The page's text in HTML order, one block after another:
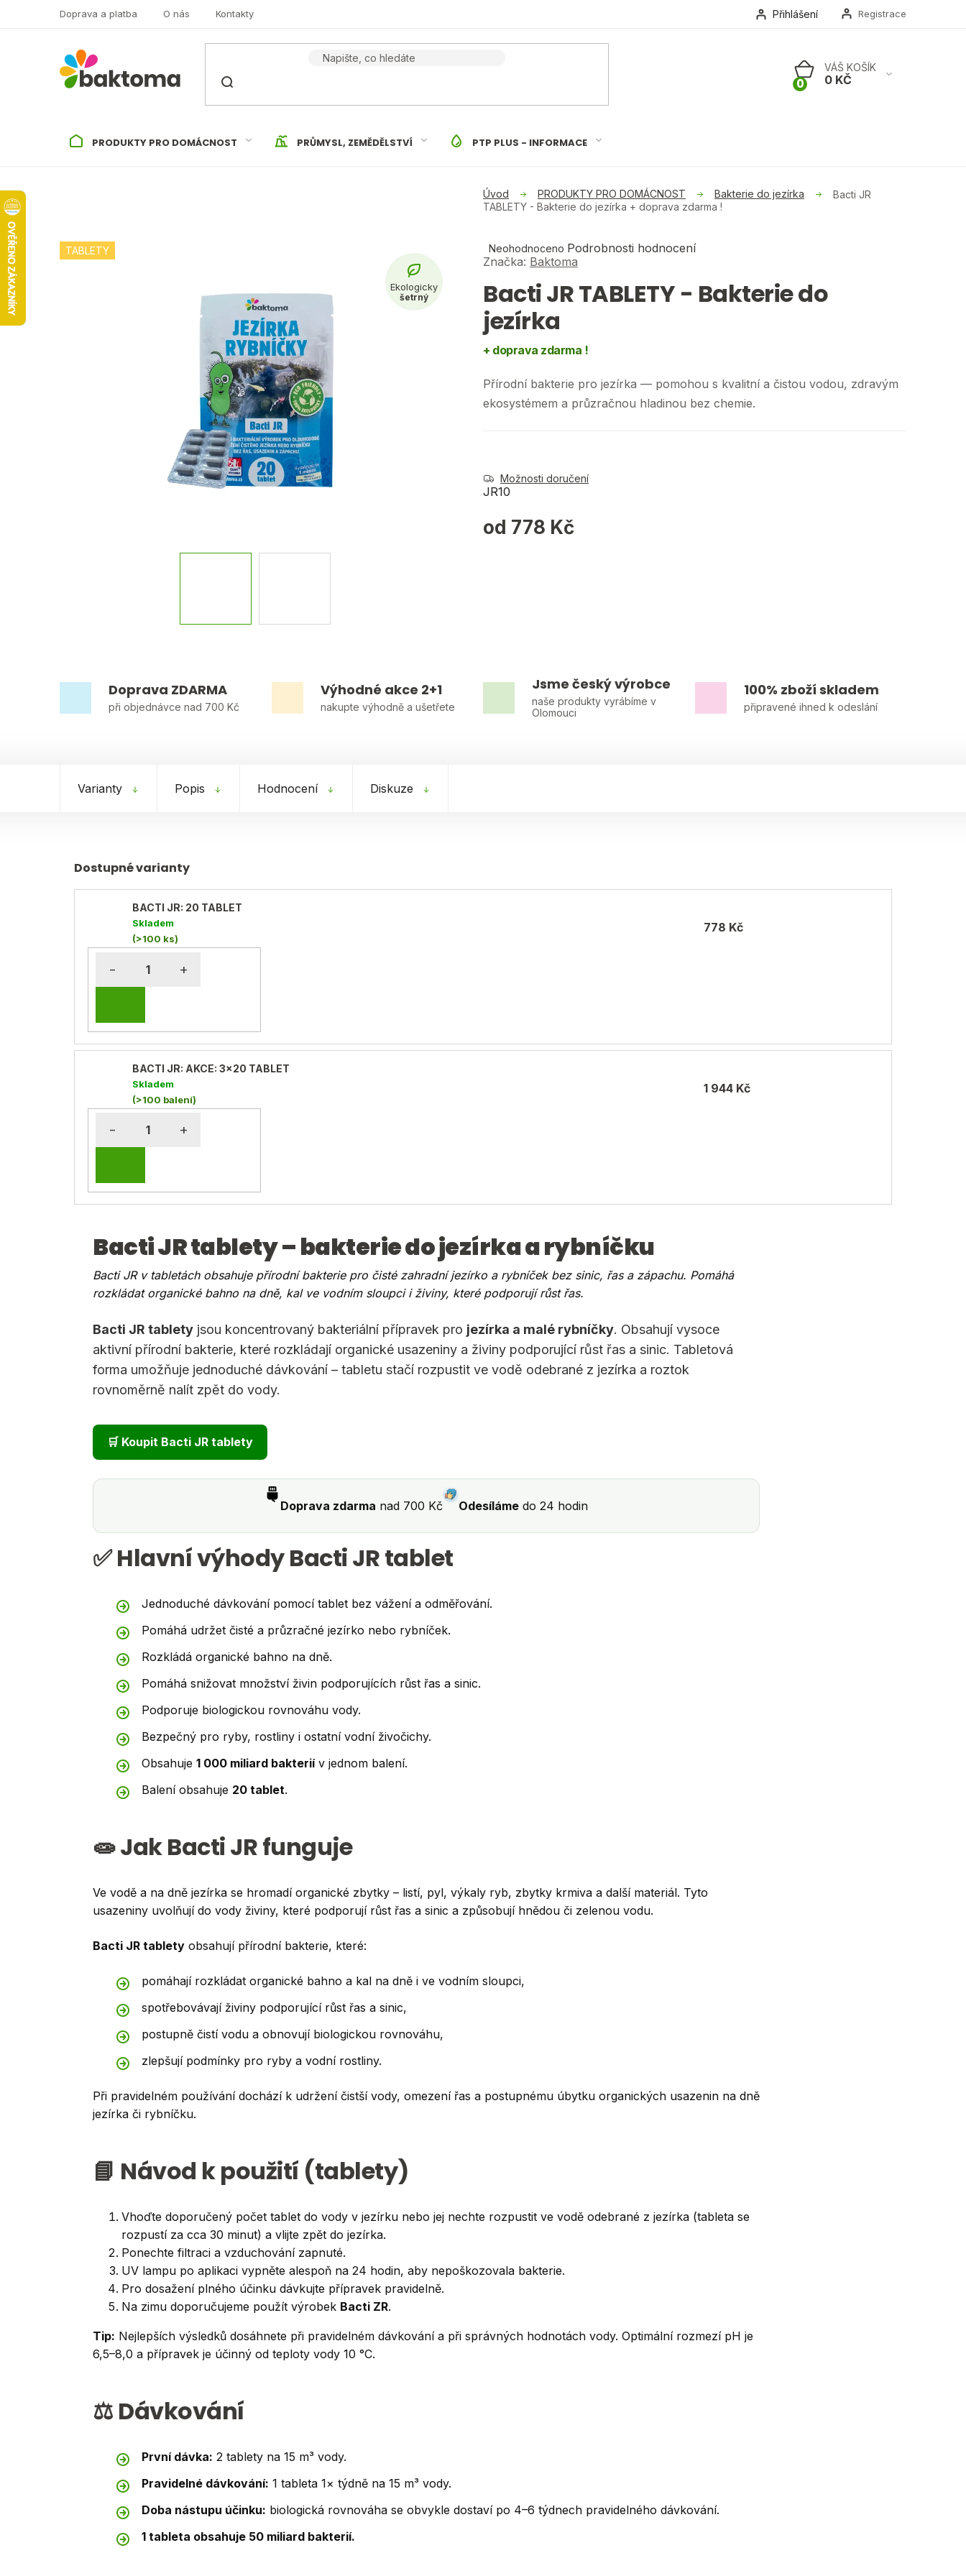
Doprava a platba O nás Kontakty Přihlášení Registrace
NÁKUPNÍ
PRODUKTY PRO DOMÁCNOST PRŮMYSL, ZEMĚDĚLSTVÍ PTP PLUS - INFORMACE
PRODUKTY PRO DOMÁCNOST Bakterie do jezírka
Bacti JR
TABLETY - Bakterie do jezírka + doprava zdarma !
Bacti JR TABLETY - Bakterie do
jezírka
+ doprava zdarma !
Průměrné
hodnocení
je
0,0
z
5
hvězdiček.
Neohodnoceno Podrobnosti hodnocení
Značka: Baktoma
Přírodní bakterie pro jezírka — pomohou s kvalitní a čistou vodou, zdravým
ekosystémem a průzračnou hladinou bez chemie.
Možnosti doručení
JR10
od 778 Kč
TABLETY
Doprava ZDARMA
při objednávce nad 700 Kč
Výhodné akce 2+1
nakupte výhodně a ušetřete
Jsme český výrobce
naše produkty vyrábíme v
Olomouci
100% zboží skladem
připravené ihned k odeslání
Varianty Popis Hodnocení Diskuze
BACTI JR: 20 TABLET
Skladem
(>100 ks)
778 Kč
DO
KOŠÍKU
BACTI JR: AKCE: 3x20 TABLET
Skladem
(>100 balení)
1 944 Kč
DO
Bacti JR tablety – bakterie do jezírka a rybníčku
Bacti JR v tabletách obsahuje přírodní bakterie pro čisté zahradní jezírko a rybníček bez sinic, řas a zápachu. Pomáhá
rozkládat organické bahno na dně, kal ve vodním sloupci i živiny, které podporují růst řas.
Bacti JR tablety jsou koncentrovaný bakteriální přípravek pro jezírka a malé rybníčky. Obsahují vysoce
aktivní přírodní bakterie, které rozkládají organické usazeniny a živiny podporující růst řas a sinic. Tabletová
forma umožňuje jednoduché dávkování – tabletu stačí rozpustit ve vodě odebrané z jezírka a roztok
rovnoměrně nalít zpět do vody.
🛒 Koupit Bacti JR tablety
Doprava zdarma nad 700 Kč Odesíláme do 24 hodin
✅ Hlavní výhody Bacti JR tablet
Jednoduché dávkování pomocí tablet bez vážení a odměřování.
Pomáhá udržet čisté a průzračné jezírko nebo rybníček.
Rozkládá organické bahno na dně.
Pomáhá snižovat množství živin podporujících růst řas a sinic.
Podporuje biologickou rovnováhu vody.
Bezpečný pro ryby, rostliny i ostatní vodní živočichy.
Obsahuje 1 000 miliard bakteriív jednom balení.
Balení obsahuje 20 tablet.
🧫 Jak Bacti JR funguje
Ve vodě a na dně jezírka se hromadí organické zbytky – listí, pyl, výkaly ryb, zbytky krmiva a další materiál. Tyto
usazeniny uvolňují do vody živiny, které podporují růst řas a sinic a způsobují hnědou či zelenou vodu.
Bacti JR tablety obsahují přírodní bakterie, které:
pomáhají rozkládat organické bahno a kal na dně i ve vodním sloupci,
spotřebovávají živiny podporující růst řas a sinic,
postupně čistí vodu a obnovují biologickou rovnováhu,
zlepšují podmínky pro ryby a vodní rostliny.
Při pravidelném používání dochází k udržení čistší vody, omezení řas a postupnému úbytku organických usazenin na dně
jezírka či rybníčku.
📘 Návod k použití (tablety)
Vhoďte doporučený počet tablet do vody v jezírku nebo jej nechte rozpustit ve vodě odebrané z jezírka (tableta se
rozpustí za cca 30 minut) a vlijte zpět do jezírka.
Ponechte filtraci a vzduchování zapnuté.
UV lampu po aplikaci vypněte alespoň na 24 hodin, aby nepoškozovala bakterie.
Pro dosažení plného účinku dávkujte přípravek pravidelně.
Na zimu doporučujeme použít výrobek Bacti ZR.
Tip: Nejlepších výsledků dosáhnete při pravidelném dávkování a při správných hodnotách vody. Optimální rozmezí pH je
6,5–8,0 a přípravek je účinný od teploty vody 10 °C.
⚖️ Dávkování
První dávka: 2 tablety na 15 m³ vody.
Pravidelné dávkování: 1 tableta 1× týdně na 15 m³ vody.
Doba nástupu účinku: biologická rovnováha se obvykle dostaví po 4–6 týdnech pravidelného dávkování.
1 tableta obsahuje 50 miliard bakterií.
baktoma.cz - AI chat